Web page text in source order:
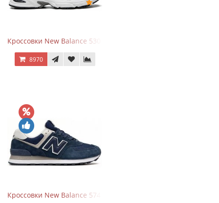
Кроссовки New Balance 530 White Silver Navy
8970
Кроссовки New Balance 574 Navy Blue White